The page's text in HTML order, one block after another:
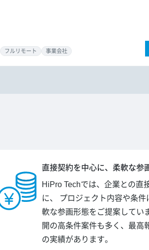
フルリモート 事業会社
直接契約を中心に、柔軟な参
HiPro Techでは、企業との直
に、 プロジェクト内容や条件
軟な参画形態をご提案してい
開の高条件案件も多く、最高
の実績があります。